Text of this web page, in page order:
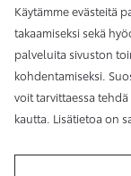
Toyota Helsinki
Käytämme evästeitä
takaamiseksi sekä
palveluita sivuston
kohdentamiseksi.
voit tarvittaessa
kautta. Lisätietoa on